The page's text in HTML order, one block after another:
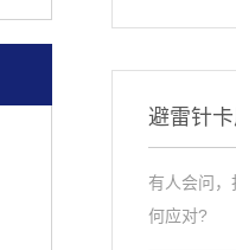
避雷针
有人会问
何应对?